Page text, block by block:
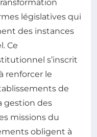
législatives qui
des instances
Ce
s’inscrit
renforcer le
de
gestion des
missions du
obligent à